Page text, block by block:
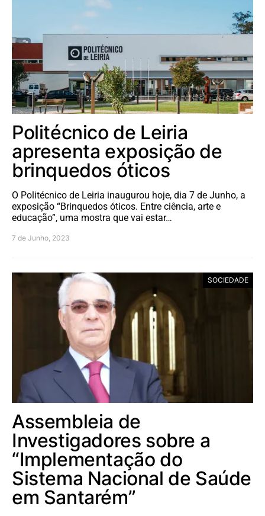
Politécnico de Leiria
apresenta exposição de
brinquedos óticos
O Politécnico de Leiria inaugurou hoje, dia 7 de Junho, a
exposição “Brinquedos óticos. Entre ciência, arte e
educação”, uma mostra que vai estar…
7 de Junho, 2023
SOCIEDADE
Assembleia de
Investigadores sobre a
“Implementação do
Sistema Nacional de Saúde
em Santarém”